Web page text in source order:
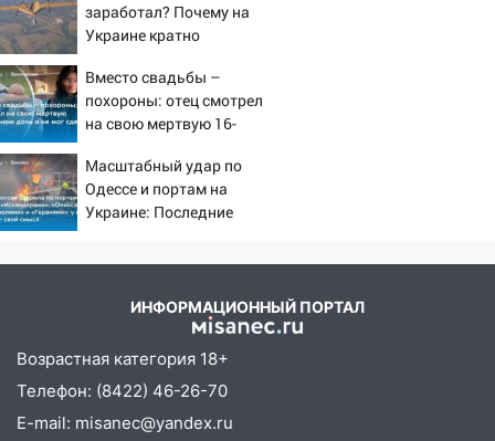
10:30
От мотофристайла до прогулки с
хаски: куда сходить в Ульяновской
области 8–9 августа
10:11
Директора ульяновской
«Нефтяной топливной компании» будут
судить за неуплату 48,4 млн рублей
налогов
09:28
Дети на дорогах: пострадали
Ульяновской области
Поджог со свечой, 16 сгоревших
домов и выстрел за водку
07:50
Какая погоды будет днем 8
августа
заработал? Почему на
Украине кратно
попаданий по объектам
ВСУ
Вместо свадьбы –
похороны: отец смотрел
на свою мертвую 16-
сдержать слезы
Масштабный удар по
Одессе и портам на
Украине: Последние
ИНФОРМАЦИОННЫЙ ПОРТАЛ
Возрастная категория 18+
Телефон: (8422) 46-26-70
E-mail: misanec@yandex.ru